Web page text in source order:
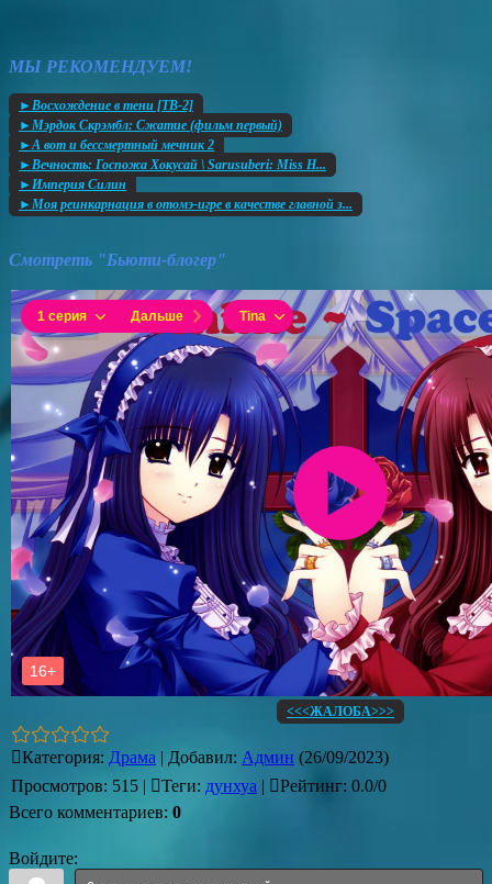
МЫ РЕКОМЕНДУЕМ!
►Восхождение в тени [ТВ-2]
►Мэрдок Скрэмбл: Сжатие (фильм первый)
►А вот и бессмертный мечник 2
►Вечность: Госпожа Хокусай \ Sarusuberi: Miss H...
►Империя Силин
►Моя реинкарнация в отомэ-игре в качестве главной з...
Смотреть "Бьюти-блогер"
<<<ЖАЛОБА>>>
Категория: Драма | Добавил: Админ (26/09/2023)
Просмотров: 515 | Теги: дунхуа | Рейтинг: 0.0/0
Всего комментариев: 0
Войдите: